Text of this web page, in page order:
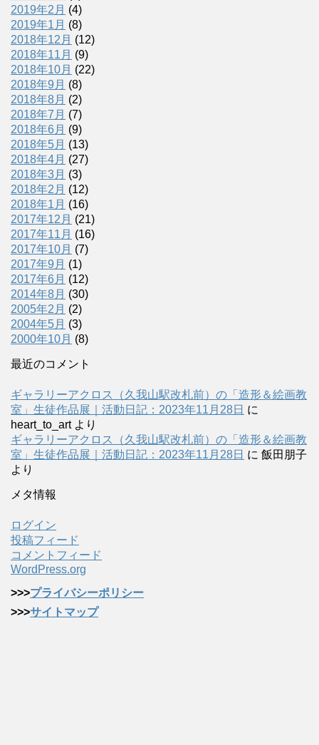
2019年2月 (4)
2019年1月 (8)
2018年12月 (12)
2018年11月 (9)
2018年10月 (22)
2018年9月 (8)
2018年8月 (2)
2018年7月 (7)
2018年6月 (9)
2018年5月 (13)
2018年4月 (27)
2018年3月 (3)
2018年2月 (12)
2018年1月 (16)
2017年12月 (21)
2017年11月 (16)
2017年10月 (7)
2017年9月 (1)
2017年6月 (12)
2014年8月 (30)
2005年2月 (2)
2004年5月 (3)
2000年10月 (8)
最近のコメント
ギャラリーアクロス（久我山駅改札前）の「造形＆絵画教
室」生徒作品展｜活動日記：2023年11月28日 に
heart_to_artより
ギャラリーアクロス（久我山駅改札前）の「造形＆絵画教
室」生徒作品展｜活動日記：2023年11月28日 に 飯田朋子
より
メタ情報
ログイン
投稿フィード
コメントフィード
WordPress.org
>>>プライバシーポリシー
>>>サイトマップ